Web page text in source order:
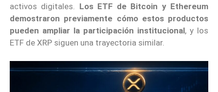
activos digitales. Los ETF de Bitcoin y Ethereum
demostraron previamente cómo estos productos
pueden ampliar la participación institucional, y los
ETF de XRP siguen una trayectoria similar.